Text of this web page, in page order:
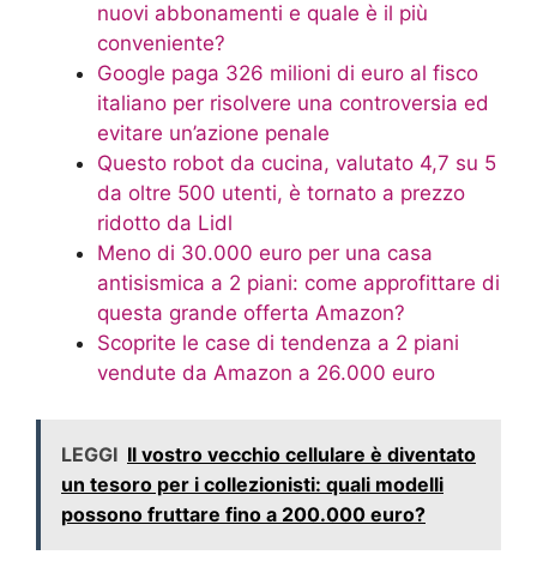
nuovi abbonamenti e quale è il più
conveniente?
Google paga 326 milioni di euro al fisco
italiano per risolvere una controversia ed
evitare un’azione penale
Questo robot da cucina, valutato 4,7 su 5
da oltre 500 utenti, è tornato a prezzo
ridotto da Lidl
Meno di 30.000 euro per una casa
antisismica a 2 piani: come approfittare di
questa grande offerta Amazon?
Scoprite le case di tendenza a 2 piani
vendute da Amazon a 26.000 euro
LEGGI Il vostro vecchio cellulare è diventato
un tesoro per i collezionisti: quali modelli
possono fruttare fino a 200.000 euro?